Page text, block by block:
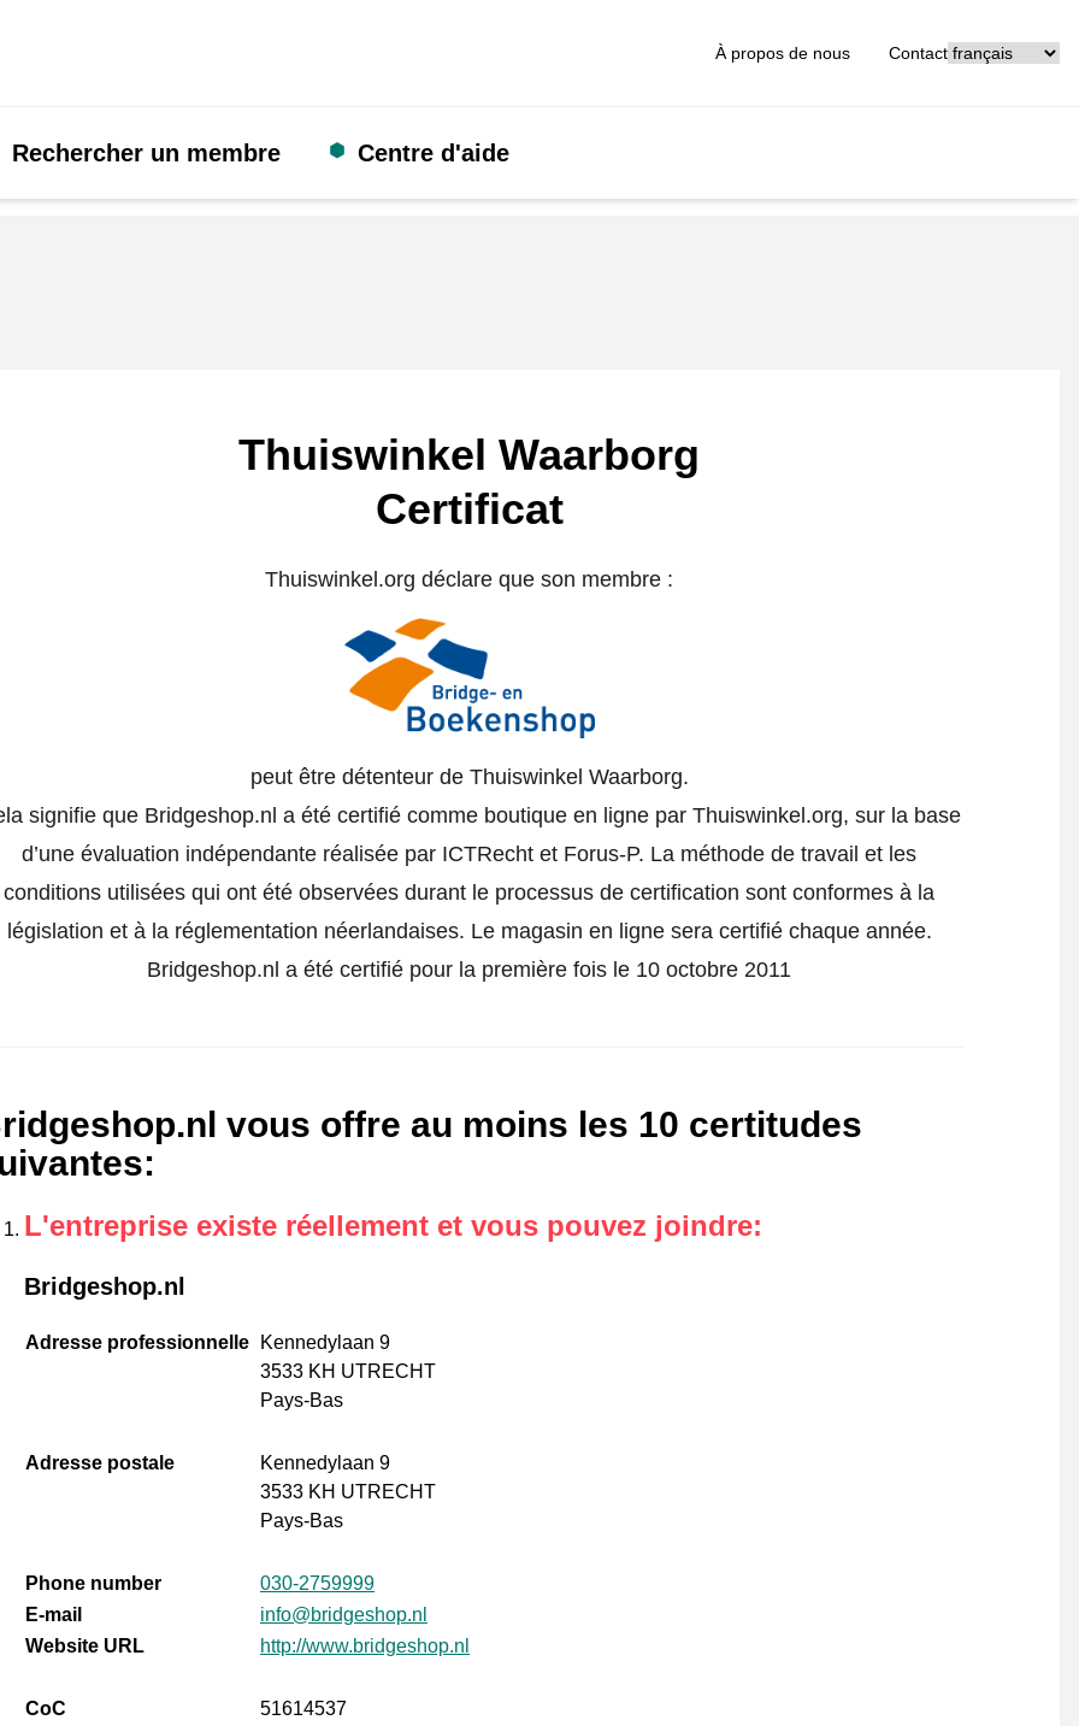
À propos de nous Contact
Rechercher un membre Centre d'aide
Thuiswinkel Waarborg
Certificat
Thuiswinkel.org déclare que son membre :
peut être détenteur de Thuiswinkel Waarborg.
signifie que Bridgeshop.nl a été certifié comme boutique en ligne par Thuiswinkel.org, sur la base
d’une évaluation indépendante réalisée par ICTRecht et Forus-P. La méthode de travail et les
conditions utilisées qui ont été observées durant le processus de certification sont conformes à la
législation et à la réglementation néerlandaises. Le magasin en ligne sera certifié chaque année.
Bridgeshop.nl a été certifié pour la première fois le 10 octobre 2011
vous offre au moins les 10 certitudes
:
L'entreprise existe réellement et vous pouvez joindre:
Bridgeshop.nl
Adresse professionnelle
Kennedylaan 9
3533 KH UTRECHT
Pays-Bas
Adresse postale
Kennedylaan 9
3533 KH UTRECHT
Pays-Bas
Phone number
030-2759999
E-mail
info@bridgeshop.nl
Website URL
http://www.bridgeshop.nl
CoC
51614537